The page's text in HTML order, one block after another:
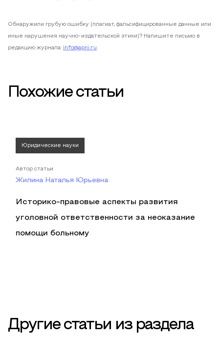
Обнаружили грубую ошибку (плагиат, фальсифицированные данные или
иные нарушения научно-издательской этики)? Напишите письмо в
редакцию журнала: info@apni.ru
Похожие статьи
Юридические науки
Автор статьи
Жилина Наталья Юрьевна
Историко-правовые аспекты развития
уголовной ответственности за неоказание
помощи больному
Другие статьи из раздела